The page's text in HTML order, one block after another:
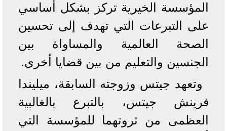
المؤسسة الخيرية تركز بشكل أساسي
على التبرعات التي تهدف إلى تحسين
الصحة العالمية والمساواة بين
الجنسين والتعليم من بين قضايا أخرى.
وتعهد جيتس وزوجته السابقة، ميليندا
فرينش جيتس، بالتبرع بالغالبية
العظمى من ثروتهما للمؤسسة التي